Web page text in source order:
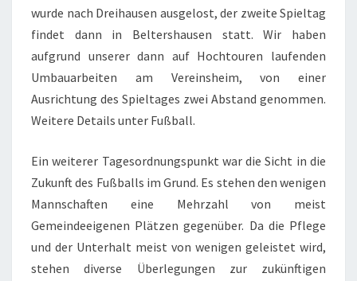
wurde nach Dreihausen ausgelost, der zweite Spieltag
findet dann in Beltershausen statt. Wir haben
aufgrund unserer dann auf Hochtouren laufenden
Umbauarbeiten am Vereinsheim, von einer
Ausrichtung des Spieltages zwei Abstand genommen.
Weitere Details unter Fußball.
Ein weiterer Tagesordnungspunkt war die Sicht in die
Zukunft des Fußballs im Grund. Es stehen den wenigen
Mannschaften eine Mehrzahl von meist
Gemeindeeigenen Plätzen gegenüber. Da die Pflege
und der Unterhalt meist von wenigen geleistet wird,
stehen diverse Überlegungen zur zukünftigen